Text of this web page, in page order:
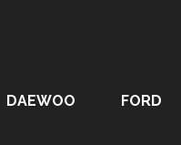
DAEWOO FORD